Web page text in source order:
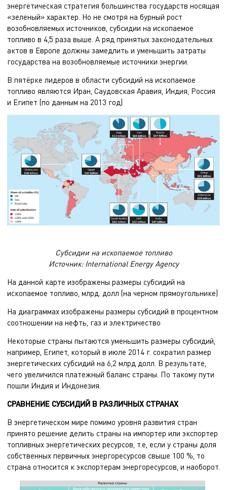
энергетическая стратегия большинства государств носящая
«зеленый» характер. Но не смотря на бурный рост
возобновляемых источников, субсидии на ископаемое
топливо в 4,5 раза выше. А ряд принятых законодательных
актов в Европе должны замедлить и уменьшить затраты
государства на возобновляемые источники энергии.
В пятёрке лидеров в области субсидий на ископаемое
топливо являются Иран, Саудовская Аравия, Индия, Россия
и Египет (по данным на 2013 год)
Субсидии на ископаемое топливо
Источник: International Energy Agency
На данной карте изображены размеры субсидий на
ископаемое топливо, млрд. долл (на черном прямоугольнике)
На диаграммах изображены размеры субсидий в процентном
соотношении на нефть, газ и электричество
Некоторые страны пытаются уменьшить размеры субсидий,
например, Египет, который в июле 2014 г. сократил размер
энергетических субсидий на 6,2 млрд долл. В результате,
чего увеличился платежный баланс страны. По такому пути
пошли Индия и Индонезия.
СРАВНЕНИЕ СУБСИДИЙ В РАЗЛИЧНЫХ СТРАНАХ
В энергетическом мире помимо уровня развития стран
принято решение делить страны на импортер или экспортер
топливных энергетических ресурсов, т.е, если у страны доля
собственных первичных энергоресурсов свыше 100 %, то
страна относится к экспортерам энергоресурсов, и наоборот.